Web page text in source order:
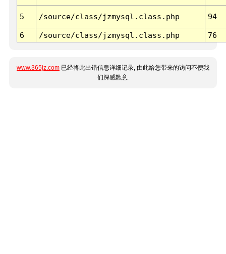
5 /source/class/jzmysql.class.php 94
6 /source/class/jzmysql.class.php 76
www.365jz.com 已经将此出错信息详细记录, 由此给您带来的访问不便我
们深感歉意.